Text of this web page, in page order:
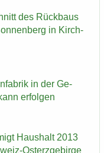
des Rück­baus
in Kirch­
in der Ge­
er­fol­gen
Haus­halt 2013
​Osterzgebirge